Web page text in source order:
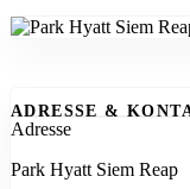
ADRESSE &
Adresse
Park Hyatt Siem Reap